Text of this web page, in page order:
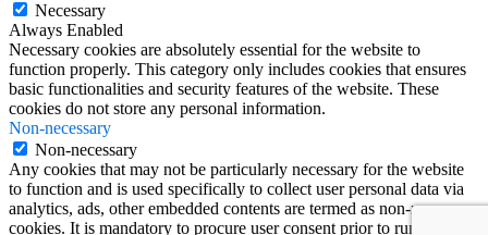
Necessary
Always Enabled
Necessary cookies are absolutely essential for the website to
function properly. This category only includes cookies that ensures
basic functionalities and security features of the website. These
cookies do not store any personal information.
Non-necessary
Non-necessary
Any cookies that may not be particularly necessary for the website
to function and is used specifically to collect user personal data via
analytics, ads, other embedded contents are termed as non-necessary
cookies. It is mandatory to procure user consent prior to running